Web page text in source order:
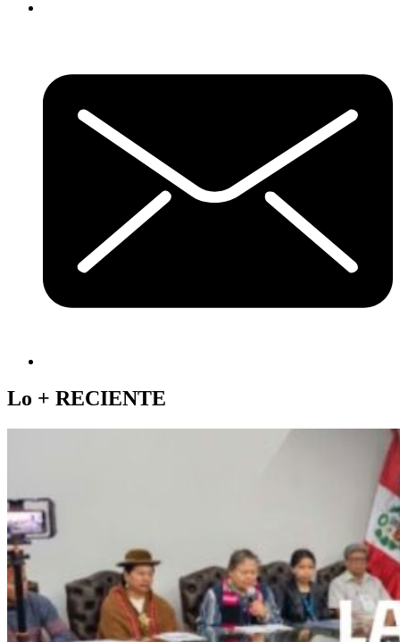
Lo + RECIENTE